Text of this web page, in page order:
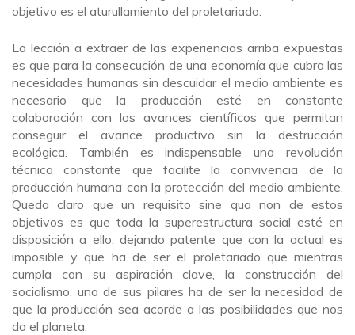
objetivo es el aturullamiento del proletariado.
La lección a extraer de las experiencias arriba expuestas
es que para la consecución de una economía que cubra las
necesidades humanas sin descuidar el medio ambiente es
necesario que la producción esté en constante
colaboración con los avances científicos que permitan
conseguir el avance productivo sin la destrucción
ecológica. También es indispensable una revolución
técnica constante que facilite la convivencia de la
producción humana con la protección del medio ambiente.
Queda claro que un requisito sine qua non de estos
objetivos es que toda la superestructura social esté en
disposición a ello, dejando patente que con la actual es
imposible y que ha de ser el proletariado que mientras
cumpla con su aspiración clave, la construcción del
socialismo, uno de sus pilares ha de ser la necesidad de
que la producción sea acorde a las posibilidades que nos
da el planeta.